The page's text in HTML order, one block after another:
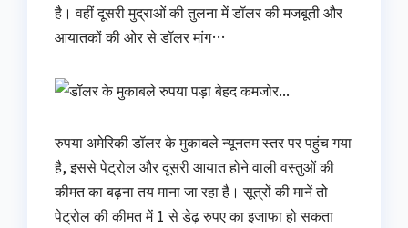
है। वहीं दूसरी मुद्राओं की तुलना में डॉलर की मजबूती और
आयातकों की ओर से डॉलर मांग…
रुपया अमेरिकी डॉलर के मुकाबले न्‍यूनतम स्‍तर पर पहुंच गया
है, इससे पेट्रोल और दूसरी आयात होने वाली वस्‍तुओं की
कीमत का बढ़ना तय माना जा रहा है। सूत्रों की मानें तो
पेट्रोल की कीमत में 1 से डेढ़ रुपए का इजाफा हो सकता